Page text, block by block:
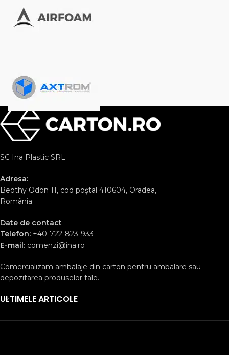
SC Ina Plastic SRL
Adresa:
Beothy Odon 11, cod poștal 410604, Oradea,
România
Date de contact
Telefon: +40-722-823-933
E-mail: comenzi@ina.ro
Comercializam ambalaje din carton pentru ambalare sau
depozitarea produselor tale.
ULTIMELE ARTICOLE